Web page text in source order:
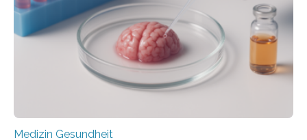
Rhythmusstörungen reduzieren lassen. Würzburg. Die
hypertrophe Kardiomyopathie (HCM) ist die häufigste
erblich bedingte Herzerkrankung. Sie führt dazu, dass
sich die linke Herzkammer verdickt, der Herzmuskel zu
stark kontrahiert…
Medizin Gesundheit